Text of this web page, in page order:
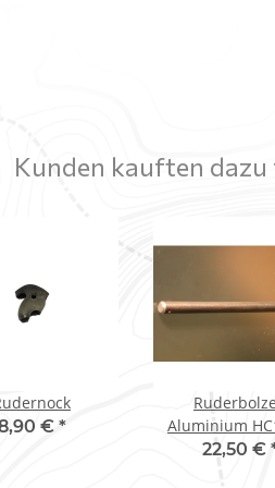
Kunden kauften
€ *
22,50 €